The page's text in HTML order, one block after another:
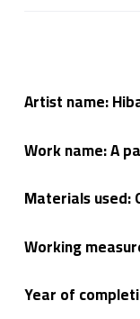
Artist name:
Work name: A
Materials used:
Working
Year of